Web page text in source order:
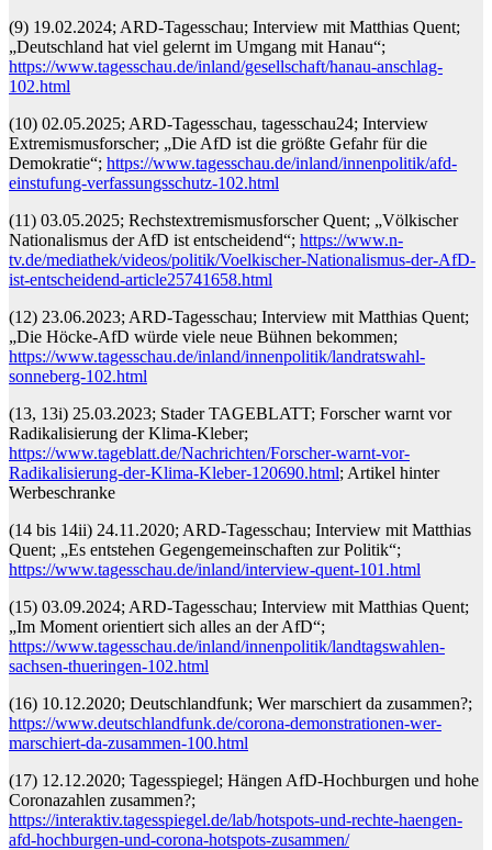
(9) 19.02.2024; ARD-Tagesschau; Interview mit Matthias Quent;
„Deutschland hat viel gelernt im Umgang mit Hanau“;
https://www.tagesschau.de/inland/gesellschaft/hanau-anschlag-
102.html
(10) 02.05.2025; ARD-Tagesschau, tagesschau24; Interview
Extremismusforscher; „Die AfD ist die größte Gefahr für die
Demokratie“; https://www.tagesschau.de/inland/innenpolitik/afd-
einstufung-verfassungsschutz-102.html
(11) 03.05.2025; Rechstextremismusforscher Quent; „Völkischer
Nationalismus der AfD ist entscheidend“; https://www.n-
tv.de/mediathek/videos/politik/Voelkischer-Nationalismus-der-AfD-
ist-entscheidend-article25741658.html
(12) 23.06.2023; ARD-Tagesschau; Interview mit Matthias Quent;
„Die Höcke-AfD würde viele neue Bühnen bekommen;
https://www.tagesschau.de/inland/innenpolitik/landratswahl-
sonneberg-102.html
(13, 13i) 25.03.2023; Stader TAGEBLATT; Forscher warnt vor
Radikalisierung der Klima-Kleber;
https://www.tageblatt.de/Nachrichten/Forscher-warnt-vor-
Radikalisierung-der-Klima-Kleber-120690.html; Artikel hinter
Werbeschranke
(14 bis 14ii) 24.11.2020; ARD-Tagesschau; Interview mit Matthias
Quent; „Es entstehen Gegengemeinschaften zur Politik“;
https://www.tagesschau.de/inland/interview-quent-101.html
(15) 03.09.2024; ARD-Tagesschau; Interview mit Matthias Quent;
„Im Moment orientiert sich alles an der AfD“;
https://www.tagesschau.de/inland/innenpolitik/landtagswahlen-
sachsen-thueringen-102.html
(16) 10.12.2020; Deutschlandfunk; Wer marschiert da zusammen?;
https://www.deutschlandfunk.de/corona-demonstrationen-wer-
marschiert-da-zusammen-100.html
(17) 12.12.2020; Tagesspiegel; Hängen AfD-Hochburgen und hohe
Coronazahlen zusammen?;
https://interaktiv.tagesspiegel.de/lab/hotspots-und-rechte-haengen-
afd-hochburgen-und-corona-hotspots-zusammen/